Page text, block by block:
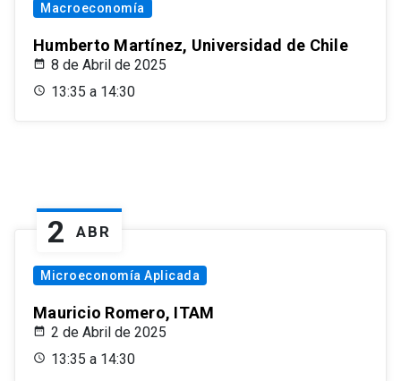
Macroeconomía
Humberto Martínez, Universidad de Chile
8 de Abril de 2025
13:35 a 14:30
2 ABR
Microeconomía Aplicada
Mauricio Romero, ITAM
2 de Abril de 2025
13:35 a 14:30